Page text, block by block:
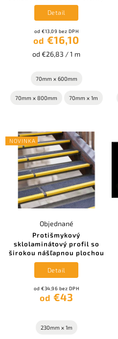
od €13,09 bez DPH
od €16,10
od €26,83 / 1 m
Detail
70mm x 600mm
70mm x 800mm 70mm x 1m
NOVINKA
Protišmykový
sklolaminátový profil so
širokou nášľapnou plochou
Objednané
od €34,96 bez DPH
od €43
Detail
230mm x 1m